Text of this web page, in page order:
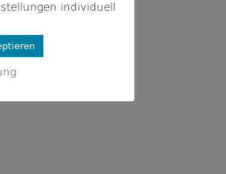
individuell